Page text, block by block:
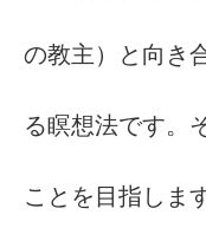
の教主）と向き
る瞑想法です。
ことを目指します